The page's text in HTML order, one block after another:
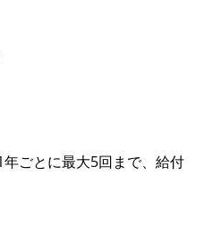
ごとに最大5回まで、給付